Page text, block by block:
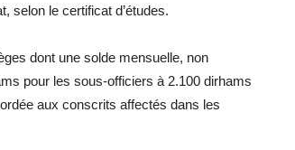
selon le certificat d’études.
dont une solde mensuelle, non
pour les sous-officiers à 2.100 dirhams
aux conscrits affectés dans les